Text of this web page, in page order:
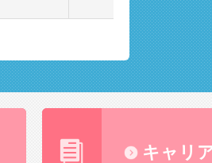
キャリ